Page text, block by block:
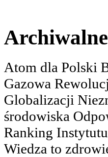
Atom dla Polski
Gazowa
Globalizacji
środowiska
Ranking
Wiedza to